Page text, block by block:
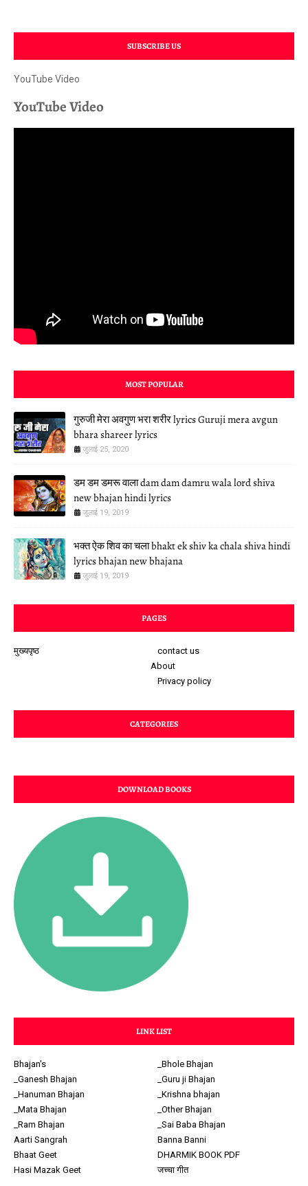
SUBSCRIBE US
YouTube Video
YouTube Video
MOST POPULAR
गुरुजी मेरा अवगुण भरा शरीर lyrics Guruji mera avgun
bhara shareer lyrics
जुलाई 25, 2020
डम डम डमरू वाला dam dam damru wala lord shiva
new bhajan hindi lyrics
जुलाई 19, 2019
भक्त ऐक शिव का चला bhakt ek shiv ka chala shiva hindi
lyrics bhajan new bhajana
जुलाई 19, 2019
PAGES
मुख्यपृष्ठ
contact us
About
Privacy policy
CATEGORIES
DOWNLOAD BOOKS
LINK LIST
Bhajan's
_Bhole Bhajan
_Ganesh Bhajan
_Guru ji Bhajan
_Hanuman Bhajan
_Krishna bhajan
_Mata Bhajan
_Other Bhajan
_Ram Bhajan
_Sai Baba Bhajan
Aarti Sangrah
Banna Banni
Bhaat Geet
DHARMIK BOOK PDF
Hasi Mazak Geet
जच्चा गीत